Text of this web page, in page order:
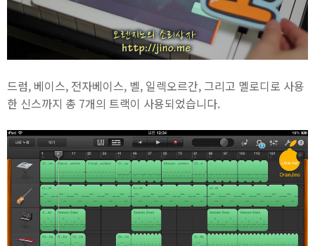
드럼, 베이스, 전자베이스, 벨, 일렉오르간, 그리고 멜로디로 사용
한 신스까지 총 7개의 트랙이 사용되었습니다.